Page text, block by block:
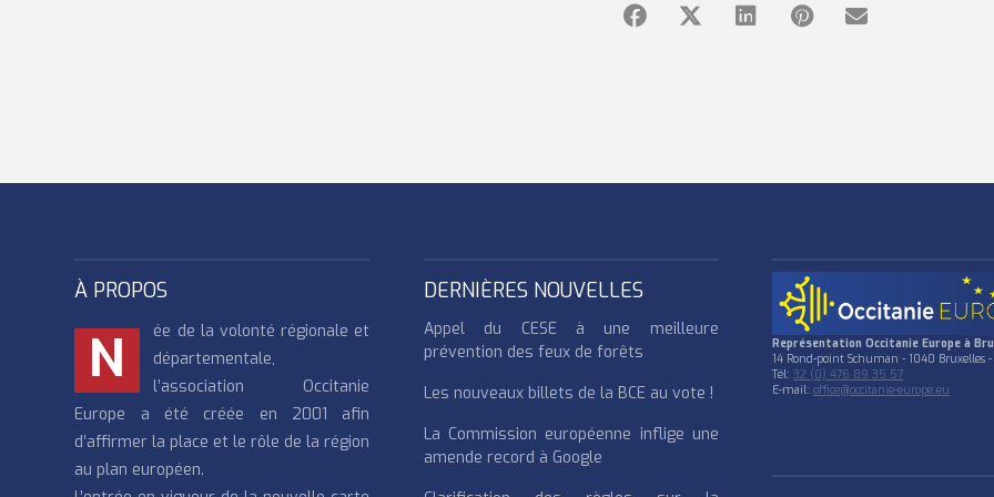
À PROPOS
N
ée de la volonté régionale et
départementale,
l’association Occitanie
Europe a été créée en 2001 afin
d’affirmer la place et le rôle de la région
au plan européen.
DERNIÈRES NOUVELLES
Appel du CESE à une meilleure
prévention des feux de forêts
Les nouveaux billets de la BCE au vote !
La Commission européenne inflige une
amende record à Google
Représentation Occitanie Europe à
14 Rond-point Schuman - 1040 Bruxelles
Tél:32 (0) 476 89 35 57
E-mail:office@occitanie-europe.eu